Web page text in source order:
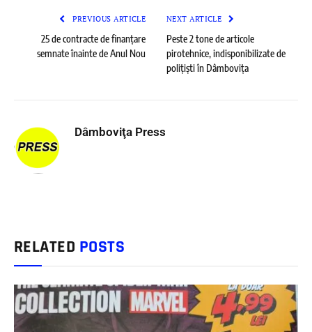
PREVIOUS ARTICLE
25 de contracte de finanțare
semnate înainte de Anul Nou
NEXT ARTICLE
Peste 2 tone de articole
pirotehnice, indisponibilizate de
polițiști în Dâmbovița
Dâmboviţa Press
RELATED POSTS